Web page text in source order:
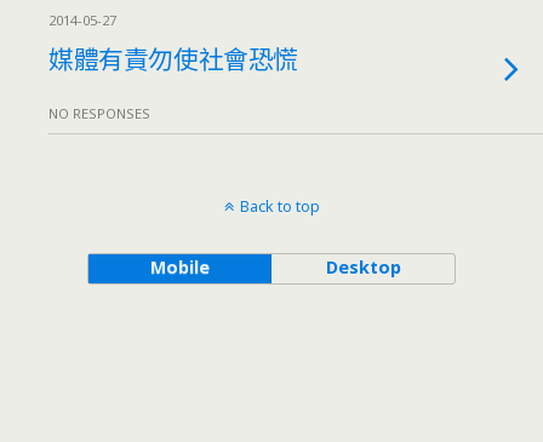
2014-05-27
媒體有責勿使社會恐慌
NO RESPONSES
Back to top
Mobile Desktop